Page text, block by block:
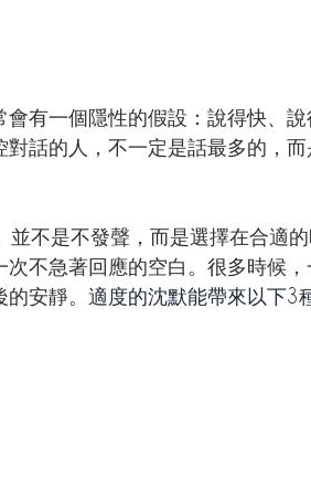
有一個隱性的假設：說得快、說
話的人，不一定是話最多的，
不是不發聲，而是選擇在合適
不急著回應的空白。很多時候
安靜。 適度的沈默能帶來以下3